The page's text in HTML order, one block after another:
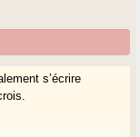
s’écrire